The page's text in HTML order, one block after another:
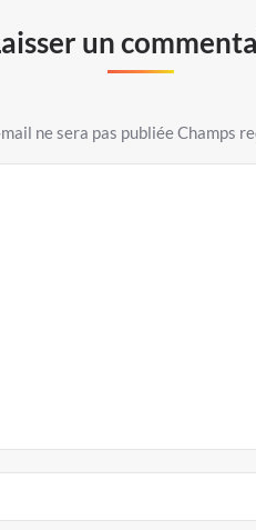
un
ne sera pas publiée Champs